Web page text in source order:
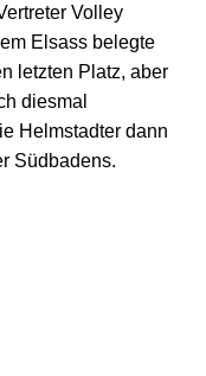
Volley
Elsass belegte
letzten Platz, aber
diesmal
Helmstadter dann
Südbadens.